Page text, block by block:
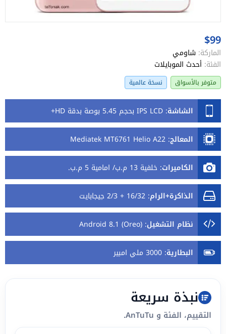
$99
الماركة: شاومي
الفئة: أحدث الموبايلات
متوفر بالأسواق نسخة عالمية
الشاشة: IPS LCD بحجم 5.45 بوصة بدقة HD+
المعالج:
Mediatek MT6761 Helio A22
الكاميرات: خلفية 13 م.ب/ امامية 5 م.ب.
الذاكرة+الرام: 16/32 + 2/3 جيجابايت
نظام التشغيل:
Android 8.1 (Oreo)
البطارية: 3000 ملي امبير
نبذة سريعة
التقييم، الفئة و AnTuTu.